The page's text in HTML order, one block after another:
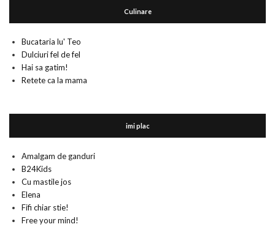
Culinare
Bucataria lu' Teo
Dulciuri fel de fel
Hai sa gatim!
Retete ca la mama
imi plac
Amalgam de ganduri
B24Kids
Cu mastile jos
Elena
Fifi chiar stie!
Free your mind!